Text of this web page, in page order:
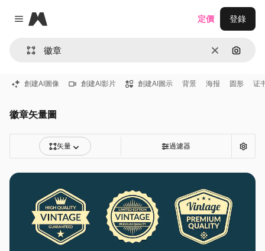
Close menu
Magnific
清除 通過圖
定價 登錄
創建AI圖像 創建AI影片 創建AI圖示 背景 海报 圆形 证
徽章矢量圖
矢量 過濾器